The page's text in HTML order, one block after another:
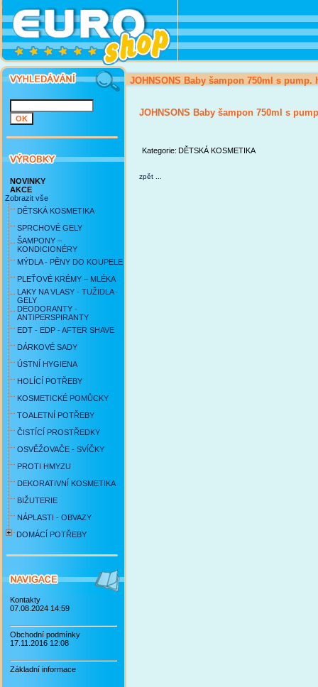
NOVINKY
AKCE
Zobrazit vše
DĚTSKÁ KOSMETIKA
SPRCHOVÉ GELY
ŠAMPONY –
KONDICIONÉRY
MÝDLA - PĚNY DO KOUPELE
PLEŤOVÉ KRÉMY – MLÉKA
LAKY NA VLASY - TUŽIDLA -
GELY
DEODORANTY -
ANTIPERSPIRANTY
EDT - EDP - AFTER SHAVE
DÁRKOVÉ SADY
ÚSTNÍ HYGIENA
HOLÍCÍ POTŘEBY
KOSMETICKÉ POMŮCKY
TOALETNÍ POTŘEBY
ČISTÍCÍ PROSTŘEDKY
OSVĚŽOVAČE - SVÍČKY
PROTI HMYZU
DEKORATIVNÍ KOSMETIKA
BIŽUTERIE
NÁPLASTI - OBVAZY
DOMÁCÍ POTŘEBY
Kontakty
07.08.2024 14:59
Obchodní podmínky
17.11.2016 12:08
Základní informace
JOHNSONS Baby šampon 750ml s pump.
JOHNSONS Baby šampon 750ml s
Kategorie: DĚTSKÁ KOSMETIKA
zpět ...